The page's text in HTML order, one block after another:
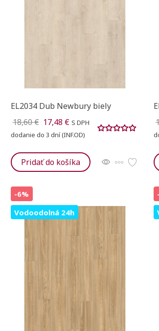
EL2034 Dub Newbury biely
18,60 € 17,48 € S DPH
dodanie do 3 dní (INF.OD)
Pridať do košíka
-6%
Vodoodolná 24h